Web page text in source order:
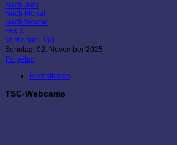
Nach Jahr
Nach Monat
Nach Woche
Heute
Vorheriger Tag
Sonntag, 02. November 2025
Folgetag
Herbstferien
TSC-Webcams